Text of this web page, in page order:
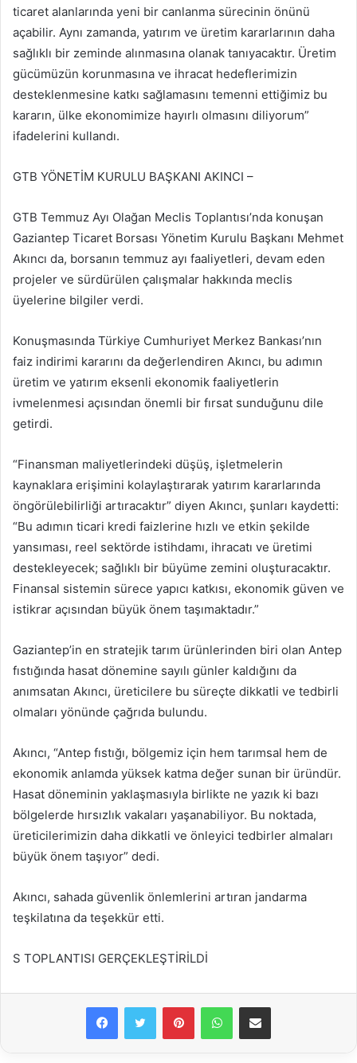
ticaret alanlarında yeni bir canlanma sürecinin önünü
açabilir. Aynı zamanda, yatırım ve üretim kararlarının daha
sağlıklı bir zeminde alınmasına olanak tanıyacaktır. Üretim
gücümüzün korunmasına ve ihracat hedeflerimizin
desteklenmesine katkı sağlamasını temenni ettiğimiz bu
kararın, ülke ekonomimize hayırlı olmasını diliyorum”
ifadelerini kullandı.
GTB YÖNETİM KURULU BAŞKANI AKINCI –
GTB Temmuz Ayı Olağan Meclis Toplantısı’nda konuşan
Gaziantep Ticaret Borsası Yönetim Kurulu Başkanı Mehmet
Akıncı da, borsanın temmuz ayı faaliyetleri, devam eden
projeler ve sürdürülen çalışmalar hakkında meclis
üyelerine bilgiler verdi.
Konuşmasında Türkiye Cumhuriyet Merkez Bankası’nın
faiz indirimi kararını da değerlendiren Akıncı, bu adımın
üretim ve yatırım eksenli ekonomik faaliyetlerin
ivmelenmesi açısından önemli bir fırsat sunduğunu dile
getirdi.
“Finansman maliyetlerindeki düşüş, işletmelerin
kaynaklara erişimini kolaylaştırarak yatırım kararlarında
öngörülebilirliği artıracaktır” diyen Akıncı, şunları kaydetti:
“Bu adımın ticari kredi faizlerine hızlı ve etkin şekilde
yansıması, reel sektörde istihdamı, ihracatı ve üretimi
destekleyecek; sağlıklı bir büyüme zemini oluşturacaktır.
Finansal sistemin sürece yapıcı katkısı, ekonomik güven ve
istikrar açısından büyük önem taşımaktadır.”
Gaziantep’in en stratejik tarım ürünlerinden biri olan Antep
fıstığında hasat dönemine sayılı günler kaldığını da
anımsatan Akıncı, üreticilere bu süreçte dikkatli ve tedbirli
olmaları yönünde çağrıda bulundu.
Akıncı, “Antep fıstığı, bölgemiz için hem tarımsal hem de
ekonomik anlamda yüksek katma değer sunan bir üründür.
Hasat döneminin yaklaşmasıyla birlikte ne yazık ki bazı
bölgelerde hırsızlık vakaları yaşanabiliyor. Bu noktada,
üreticilerimizin daha dikkatli ve önleyici tedbirler almaları
büyük önem taşıyor” dedi.
Akıncı, sahada güvenlik önlemlerini artıran jandarma
teşkilatına da teşekkür etti.
S TOPLANTISI GERÇEKLEŞTİRİLDİ
FacebookTwitter PinterestWhatsAppE-Posta ile paylaş